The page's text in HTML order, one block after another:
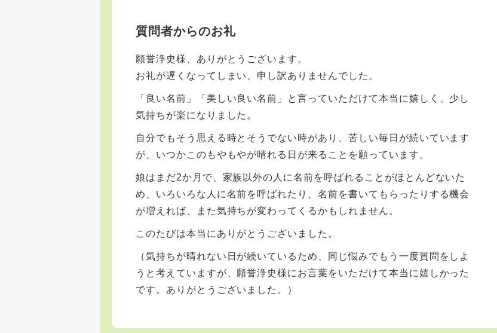
質問者からのお礼
願誉浄史様、ありがとうございます。
お礼が遅くなってしまい、申し訳ありませんでした。
「良い名前」「美しい良い名前」と言っていただけて本当に嬉しく、少し
気持ちが楽になりました。
自分でもそう思える時とそうでない時があり、苦しい毎日が続いています
が、いつかこのもやもやが晴れる日が来ることを願っています。
娘はまだ2か月で、家族以外の人に名前を呼ばれることがほとんどないた
め、いろいろな人に名前を呼ばれたり、名前を書いてもらったりする機会
が増えれば、また気持ちが変わってくるかもしれません。
このたびは本当にありがとうございました。
（気持ちが晴れない日が続いているため、同じ悩みでもう一度質問をしよ
うと考えていますが、願誉浄史様にお言葉をいただけて本当に嬉しかった
です。ありがとうございました。）